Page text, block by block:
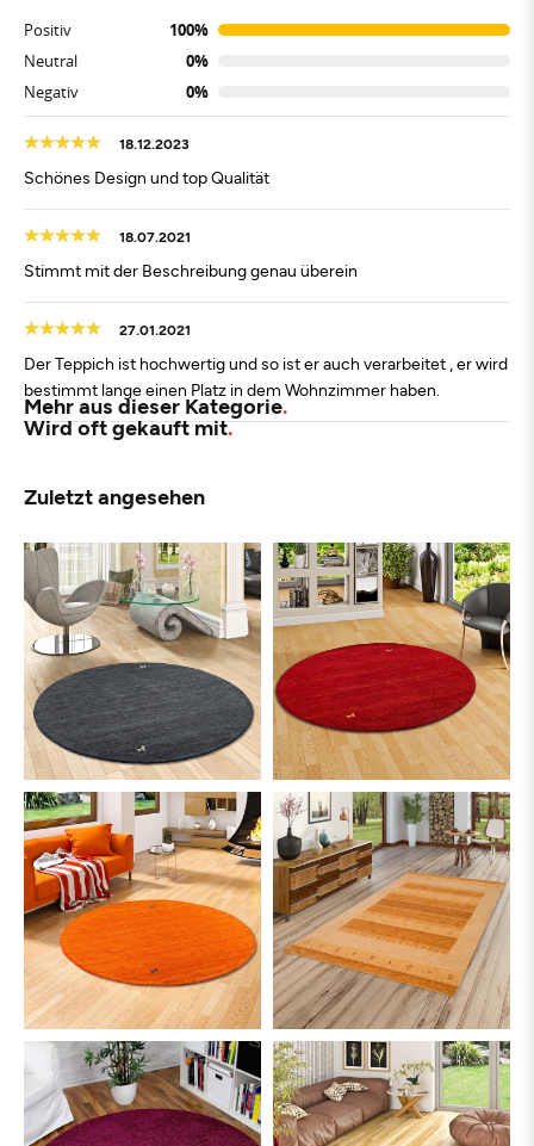
Positiv
100%
Neutral
0%
Negativ
0%
18.12.2023
Schönes Design und top Qualität
18.07.2021
Stimmt mit der Beschreibung genau überein
27.01.2021
Der Teppich ist hochwertig und so ist er auch verarbeitet , er wird
bestimmt lange einen Platz in dem Wohnzimmer haben.
Mehr aus dieser Kategorie
Wird oft gekauft mit
Zuletzt angesehen